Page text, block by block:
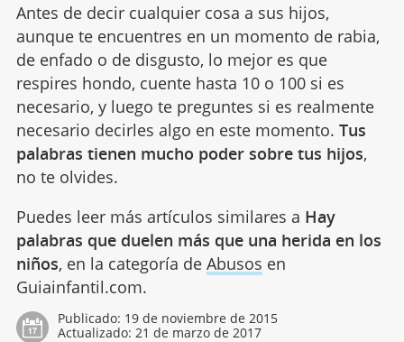
Antes de decir cualquier cosa a sus hijos,
aunque te encuentres en un momento de rabia,
de enfado o de disgusto, lo mejor es que
respires hondo, cuente hasta 10 o 100 si es
necesario, y luego te preguntes si es realmente
necesario decirles algo en este momento. Tus
palabras tienen mucho poder sobre tus hijos,
no te olvides.
Puedes leer más artículos similares a Hay
palabras que duelen más que una herida en los
niños, en la categoría de Abusos en
Guiainfantil.com.
Publicado: 19 de noviembre de 2015
Actualizado: 21 de marzo de 2017